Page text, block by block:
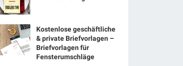
Kostenlose geschäftliche
& private Briefvorlagen –
Briefvorlagen für
Fensterumschläge